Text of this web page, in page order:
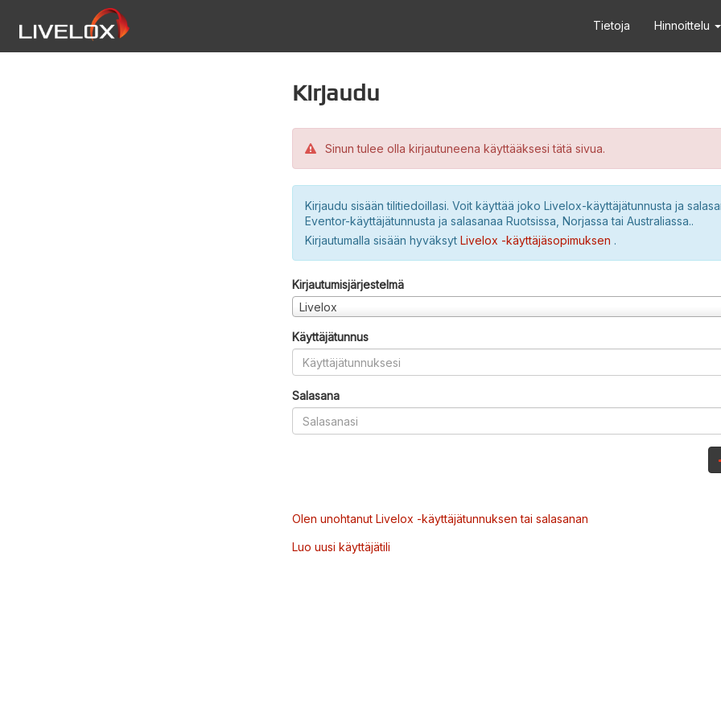
Tietoja Hinnoittelu
Kirjaudu
Sinun tulee olla kirjautuneena käyttääksesi tätä sivua.
Kirjaudu sisään tilitiedoillasi. Voit käyttää joko Livelox-käyttäjätunnusta ja
Eventor-käyttäjätunnusta ja salasanaa Ruotsissa, Norjassa tai Australiassa..
Kirjautumalla sisään hyväksyt Livelox -käyttäjäsopimuksen .
Kirjautumisjärjestelmä
Livelox
Käyttäjätunnus
Salasana
Olen unohtanut Livelox -käyttäjätunnuksen tai salasanan
Luo uusi käyttäjätili